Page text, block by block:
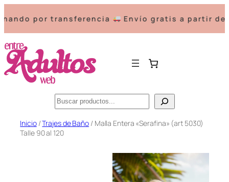
transferencia Envío gratis a partir de
Buscar
SaltarInicio/Trajes de Baño / Malla Entera «Serafina» (art 5030)
Talle 90 al 120